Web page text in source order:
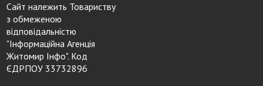
Сайт належить Товариству
з обмеженою
відповідальністю
"Інформаційна Агенція
Житомир Інфо". Код
ЄДРПОУ 33732896